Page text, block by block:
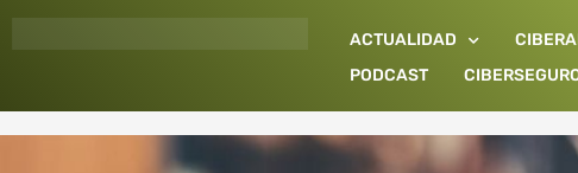
ACTUALIDAD
PODCAST